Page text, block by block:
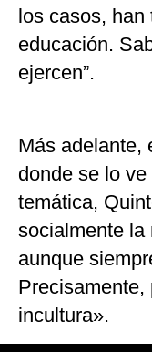
los casos, han
educación.
ejercen”.
Más adelante,
donde se lo
temática,
socialmente la
aunque
Precisamente,
incultura».